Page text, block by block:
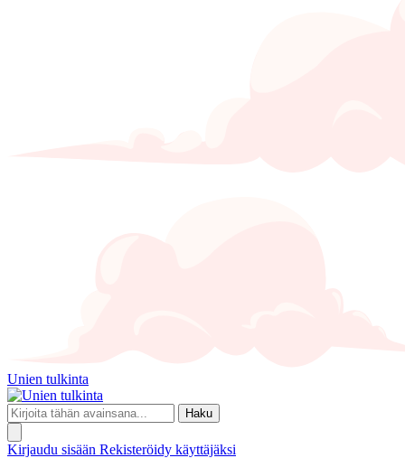
Unien tulkinta
Haku
Kirjaudu sisään Rekisteröidy käyttäjäksi